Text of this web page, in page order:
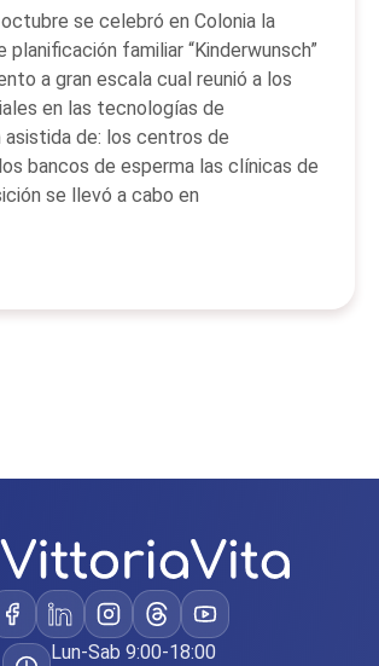
se celebró en Colonia la
planificación familiar “Kinderwunsch”
a gran escala cual reunió a los
en las tecnologías de
asistida de: los centros de
bancos de esperma las clínicas de
se llevó a cabo en
Lun-Sab 9:00-18:00